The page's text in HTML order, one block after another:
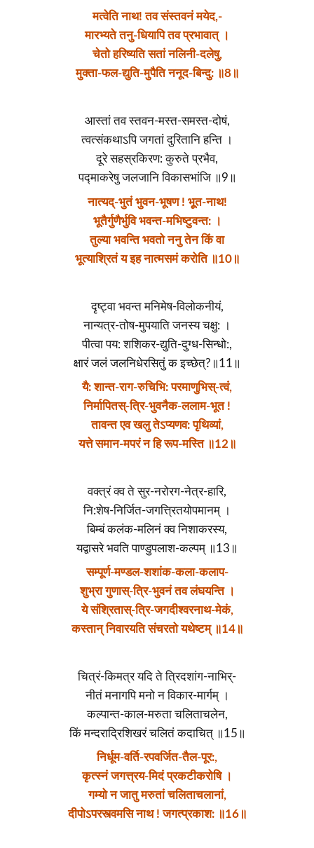
मत्वेति नाथ! तव संस्तवनं मयेद,-
मारभ्यते तनु-धियापि तव प्रभावात् ।
चेतो हरिष्यति सतां नलिनी-दलेषु,
मुक्ता-फल-द्युति-मुपैति ननूद-बिन्दु: ॥8॥
आस्तां तव स्तवन-मस्त-समस्त-दोषं,
त्वत्संकथाऽपि जगतां दुरितानि हन्ति ।
दूरे सहस्रकिरण: कुरुते प्रभैव,
पद्माकरेषु जलजानि विकासभांजि ॥9॥
नात्यद्-भुतं भुवन-भूषण ! भूूत-नाथ!
भूतैर्गुणैर्भुवि भवन्त-मभिष्टुवन्त: ।
तुल्या भवन्ति भवतो ननु तेन किं वा
भूत्याश्रितं य इह नात्मसमं करोति ॥10॥
दृष्ट्वा भवन्त मनिमेष-विलोकनीयं,
नान्यत्र-तोष-मुपयाति जनस्य चक्षु: ।
पीत्वा पय: शशिकर-द्युति-दुग्ध-सिन्धो:,
क्षारं जलं जलनिधेरसितुं क इच्छेत्?॥11॥
यै: शान्त-राग-रुचिभि: परमाणुभिस्-त्वं,
निर्मापितस्-त्रि-भुवनैक-ललाम-भूत !
तावन्त एव खलु तेऽप्यणव: पृथिव्यां,
यत्ते समान-मपरं न हि रूप-मस्ति ॥12॥
वक्त्रं क्व ते सुर-नरोरग-नेत्र-हारि,
नि:शेष-निर्जित-जगत्त्रितयोपमानम् ।
बिम्बं कलंक-मलिनं क्व निशाकरस्य,
यद्वासरे भवति पाण्डुपलाश-कल्पम् ॥13॥
सम्पूर्ण-मण्डल-शशांक-कला-कलाप-
शुभ्रा गुणास्-त्रि-भुवनं तव लंघयन्ति ।
ये संश्रितास्-त्रि-जगदीश्वरनाथ-मेकं,
कस्तान् निवारयति संचरतो यथेष्टम् ॥14॥
चित्रं-किमत्र यदि ते त्रिदशांग-नाभिर्-
नीतं मनागपि मनो न विकार-मार्गम् ।
कल्पान्त-काल-मरुता चलिताचलेन,
किं मन्दराद्रिशिखरं चलितं कदाचित् ॥15॥
निर्धूम-वर्ति-रपवर्जित-तैल-पूर:,
कृत्स्नं जगत्त्रय-मिदं प्रकटीकरोषि ।
गम्यो न जातु मरुतां चलिताचलानां,
दीपोऽपरस्त्वमसि नाथ ! जगत्प्रकाश: ॥16॥